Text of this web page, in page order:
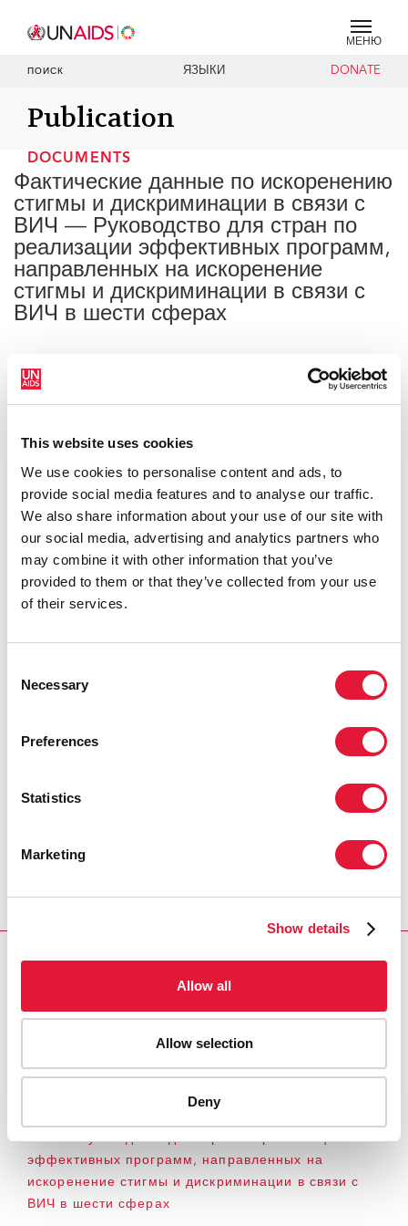
This website uses cookies
We use cookies to personalise content and ads, to
provide social media features and to analyse our traffic.
We also share information about your use of our site with
our social media, advertising and analytics partners who
may combine it with other information that you’ve
provided to them or that they’ve collected from your use
of their services.
Selection
Necessary
Preferences
Statistics
Marketing
Show details
Allow all
Allow selection
Deny
МЕНЮ
ПОИСК ЯЗЫКИ DONATE
Publication
DOCUMENTS
Фактические данные по искоренению
стигмы и дискриминации в связи с
ВИЧ — Руководство для стран по
реализации эффективных программ,
направленных на искоренение
стигмы и дискриминации в связи с
ВИЧ в шести сферах
08 ОКТЯБРЯ 2020 ГОДА.
Email this link to me
Фактические данные по
ВИЧ — Руководство для стран по реализации
эффективных программ, направленных на
искоренение стигмы и дискриминации в связи с
ВИЧ в шести сферах